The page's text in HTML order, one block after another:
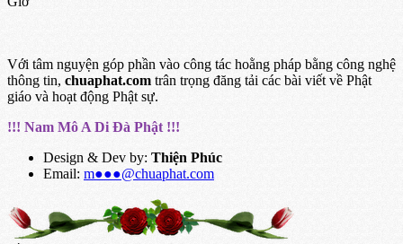
Với tâm nguyện góp phần vào công tác hoằng pháp bằng công nghệ
thông tin, chuaphat.com trân trọng đăng tải các bài viết về Phật
giáo và hoạt động Phật sự.
!!! Nam Mô A Di Đà Phật !!!
Design & Dev by: Thiện Phúc
Email: m●●●@chuaphat.com